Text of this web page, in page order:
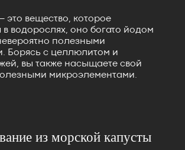
это вещество, которое
в водорослях, оно богато йодом
полезными
Борясь с целлюлитом и
вы также насыщаете свой
микроэлементами.
из морской капусты